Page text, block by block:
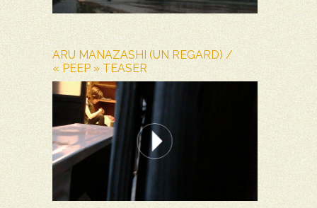
ARU MANAZASHI (UN REGARD) /
« PEEP » TEASER